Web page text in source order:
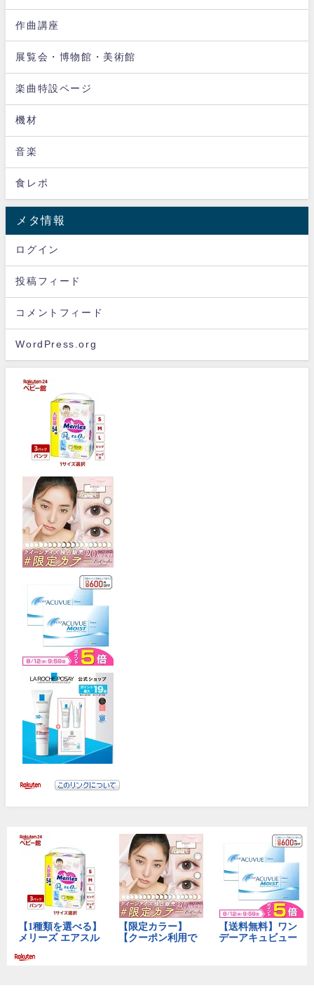
作曲講座
展覧会・博物館・美術館
楽曲特設ページ
機材
音楽
食レポ
メタ情報
ログイン
投稿フィード
コメントフィード
WordPress.org